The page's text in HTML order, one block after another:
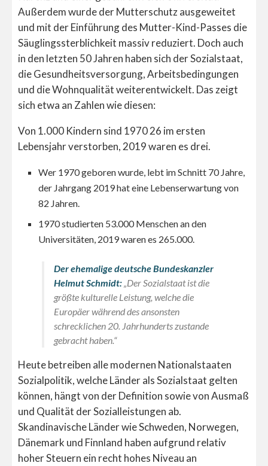
Außerdem wurde der Mutterschutz ausgeweitet
und mit der Einführung des Mutter-Kind-Passes die
Säuglingssterblichkeit massiv reduziert. Doch auch
in den letzten 50 Jahren haben sich der Sozialstaat,
die Gesundheitsversorgung, Arbeitsbedingungen
und die Wohnqualität weiterentwickelt. Das zeigt
sich etwa an Zahlen wie diesen:
Von 1.000 Kindern sind 1970 26 im ersten
Lebensjahr verstorben, 2019 waren es drei.
Wer 1970 geboren wurde, lebt im Schnitt 70 Jahre,
der Jahrgang 2019 hat eine Lebenserwartung von
82 Jahren.
1970 studierten 53.000 Menschen an den
Universitäten, 2019 waren es 265.000.
Der ehemaligedeutsche Bundeskanzler
Helmut Schmidt: „Der Sozialstaat ist die
größte kulturelle Leistung, welche die
Europäer während des ansonsten
schrecklichen 20. Jahrhunderts zustande
gebracht haben.“
Heute betreiben alle modernen Nationalstaaten
Sozialpolitik, welche Länder als Sozialstaat gelten
können, hängt von der Definition sowie von Ausmaß
und Qualität der Sozialleistungen ab.
Skandinavische Länder wie Schweden, Norwegen,
Dänemark und Finnland haben aufgrund relativ
hoher Steuern ein recht hohes Niveau an